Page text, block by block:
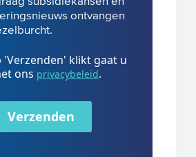
ontvangen
'Verzenden' klikt gaat u
ons privacybeleid.
Verzenden